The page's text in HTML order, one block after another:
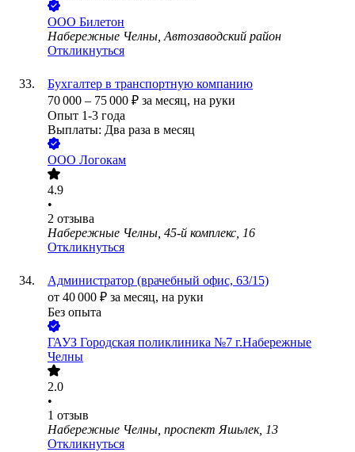
ООО Билетон
Набережные Челны, Автозаводский район
Откликнуться
Бухгалтер в транспортную компанию
70 000 – 75 000 ₽ за месяц, на руки
Опыт 1-3 года
Выплаты: Два раза в месяц
ООО Логокам
4.9
•
2 отзыва
Набережные Челны, 45-й комплекс, 16
Откликнуться
Администратор (врачебный офис, 63/15)
от 40 000 ₽ за месяц, на руки
Без опыта
ГАУЗ Городская поликлиника №7 г.Набережные
Челны
2.0
•
1 отзыв
Набережные Челны, проспект Яшьлек, 13
Откликнуться